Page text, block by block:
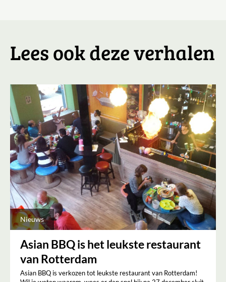
Lees ook deze verhalen
Nieuws
Asian BBQ is het leukste restaurant
van Rotterdam
Asian BBQ is verkozen tot leukste restaurant van Rotterdam!